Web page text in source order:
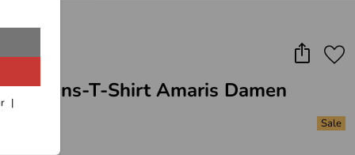
T-Shirt Amaris Damen